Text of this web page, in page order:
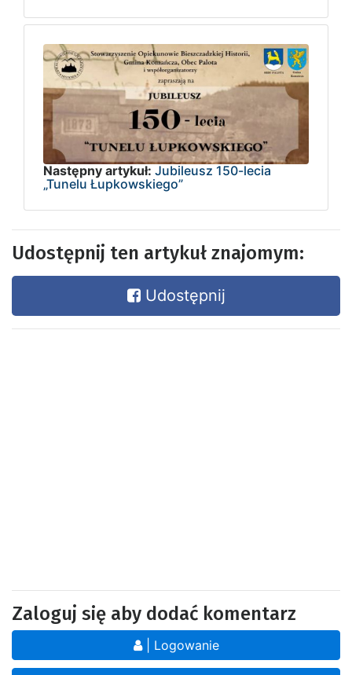
Następny artykuł: Jubileusz 150-lecia
„Tunelu Łupkowskiego”
Udostępnij ten artykuł znajomym:
Udostępnij
Zaloguj się aby dodać komentarz
| Logowanie